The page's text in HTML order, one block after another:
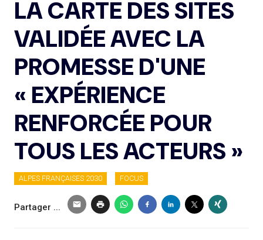
LA CARTE DES SITES
VALIDÉE AVEC LA
PROMESSE D'UNE
« EXPÉRIENCE
RENFORCÉE POUR
TOUS LES ACTEURS »
ALPES FRANÇAISES 2030 FOCUS
Partager ...